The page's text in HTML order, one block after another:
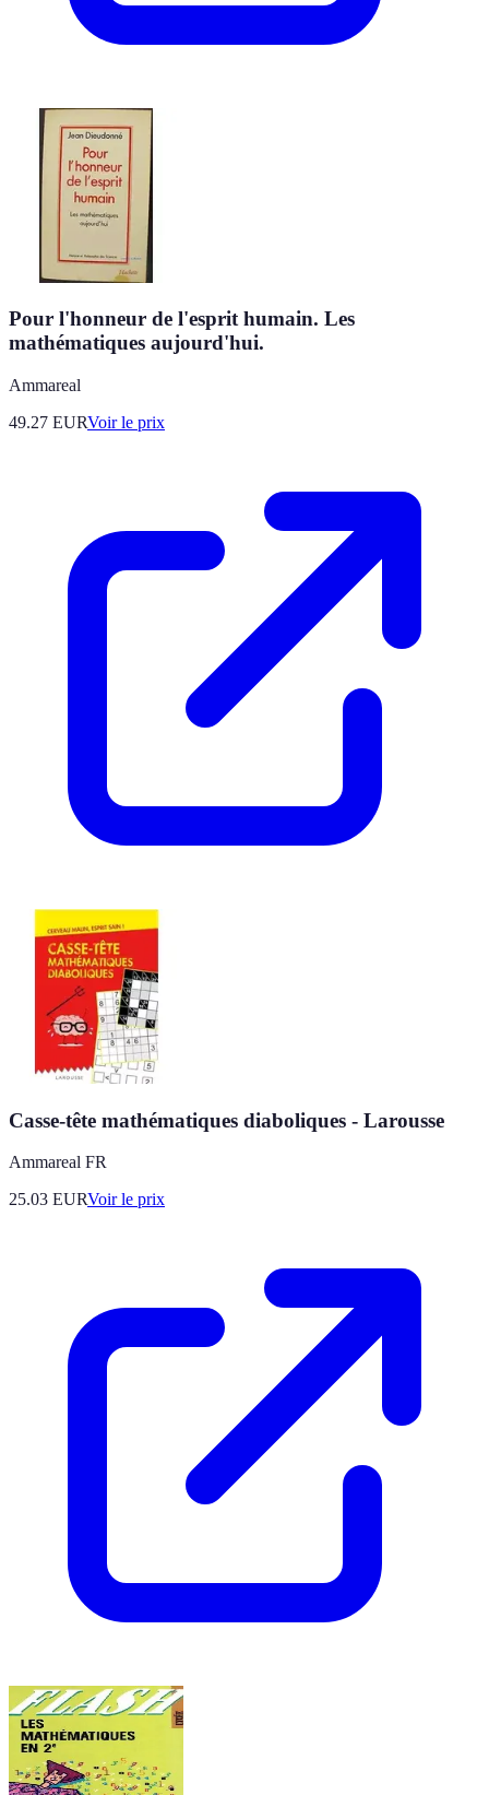
Pour l'honneur de l'esprit humain. Les
mathématiques aujourd'hui.
Ammareal
49.27 EURVoir le prix
Casse-tête mathématiques diaboliques - Larousse
Ammareal FR
25.03 EURVoir le prix